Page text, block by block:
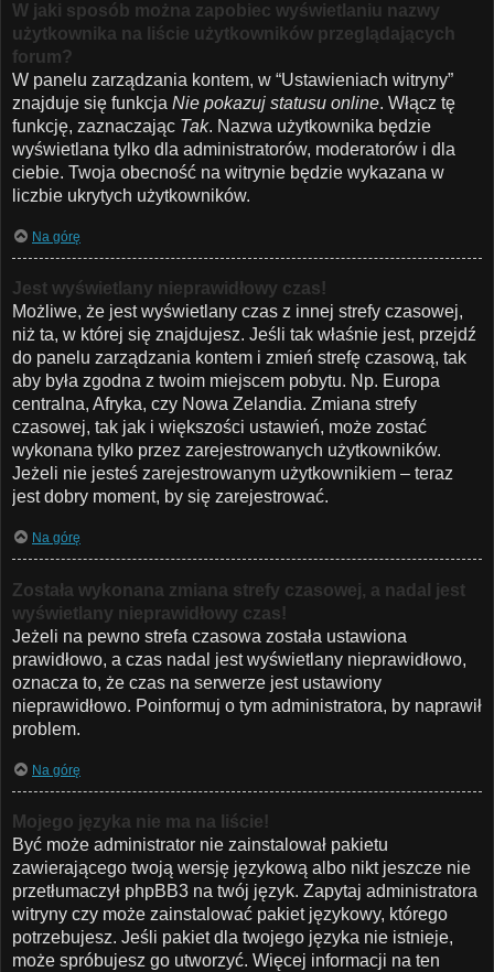
W jaki sposób można zapobiec wyświetlaniu nazwy
użytkownika na liście użytkowników przeglądających
forum?
W panelu zarządzania kontem, w “Ustawieniach witryny”
znajduje się funkcja Nie pokazuj statusu online. Włącz tę
funkcję, zaznaczając Tak. Nazwa użytkownika będzie
wyświetlana tylko dla administratorów, moderatorów i dla
ciebie. Twoja obecność na witrynie będzie wykazana w
liczbie ukrytych użytkowników.
Na górę
Jest wyświetlany nieprawidłowy czas!
Możliwe, że jest wyświetlany czas z innej strefy czasowej,
niż ta, w której się znajdujesz. Jeśli tak właśnie jest, przejdź
do panelu zarządzania kontem i zmień strefę czasową, tak
aby była zgodna z twoim miejscem pobytu. Np. Europa
centralna, Afryka, czy Nowa Zelandia. Zmiana strefy
czasowej, tak jak i większości ustawień, może zostać
wykonana tylko przez zarejestrowanych użytkowników.
Jeżeli nie jesteś zarejestrowanym użytkownikiem – teraz
jest dobry moment, by się zarejestrować.
Na górę
Została wykonana zmiana strefy czasowej, a nadal jest
wyświetlany nieprawidłowy czas!
Jeżeli na pewno strefa czasowa została ustawiona
prawidłowo, a czas nadal jest wyświetlany nieprawidłowo,
oznacza to, że czas na serwerze jest ustawiony
nieprawidłowo. Poinformuj o tym administratora, by naprawił
problem.
Na górę
Mojego języka nie ma na liście!
Być może administrator nie zainstalował pakietu
zawierającego twoją wersję językową albo nikt jeszcze nie
przetłumaczył phpBB3 na twój język. Zapytaj administratora
witryny czy może zainstalować pakiet językowy, którego
potrzebujesz. Jeśli pakiet dla twojego języka nie istnieje,
może spróbujesz go utworzyć. Więcej informacji na ten